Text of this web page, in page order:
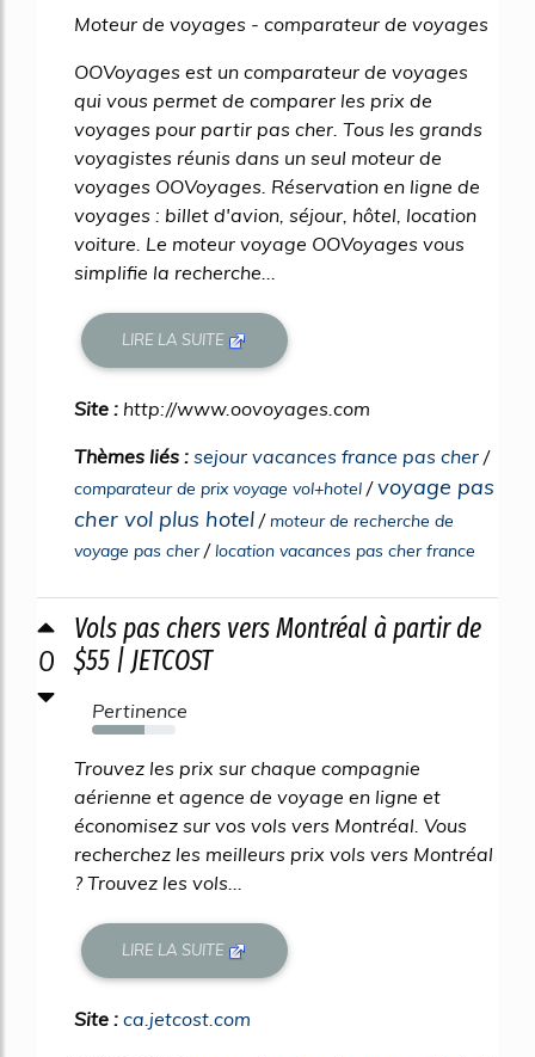
Moteur de voyages - comparateur de voyages
OOVoyages est un comparateur de voyages
qui vous permet de comparer les prix de
voyages pour partir pas cher. Tous les grands
voyagistes réunis dans un seul moteur de
voyages OOVoyages. Réservation en ligne de
voyages : billet d'avion, séjour, hôtel, location
voiture. Le moteur voyage OOVoyages vous
simplifie la recherche...
LIRE LA SUITE
Site : http://www.oovoyages.com
Thèmes liés : sejour vacances france pas cher /
comparateur de prix voyage vol+hotel /voyage pas
cher vol plus hotel /moteur de recherche de
voyage pas cher/location vacances pas cher france
0
Vols pas chers vers Montréal à partir de
$55 | JETCOST
Pertinence
63%
Trouvez les prix sur chaque compagnie
aérienne et agence de voyage en ligne et
économisez sur vos vols vers Montréal. Vous
recherchez les meilleurs prix vols vers Montréal
? Trouvez les vols...
LIRE LA SUITE
Site : ca.jetcost.com